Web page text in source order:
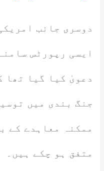
دوسری جانب
ایسی رپورٹس
دعویٰ کیا گیا تھا
جنگ بندی میں
ممکنہ معاہدے کے
متفق ہو چکے ہیں۔